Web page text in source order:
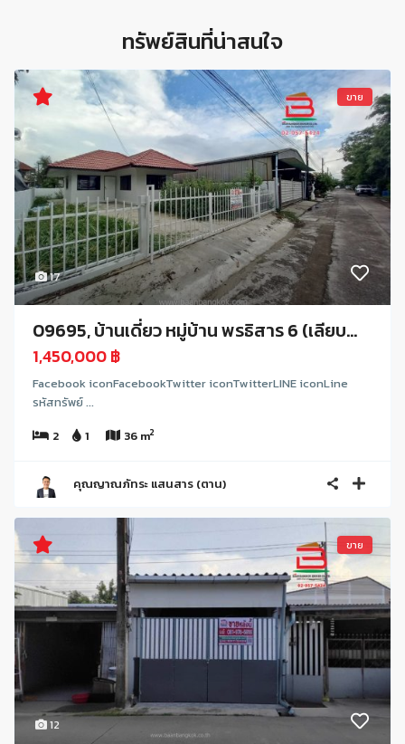
ทรัพย์สินที่น่าสนใจ
17
ขาย
09695, บ้านเดี่ยว หมู่บ้าน พรธิสาร 6 (เลียบ...
1,450,000 ฿
Facebook iconFacebookTwitter iconTwitterLINE iconLine
รหัสทรัพย์ ...
2
1 36 m2
คุณญาณภัทระ แสนสาร (ตาน)
12
ขาย